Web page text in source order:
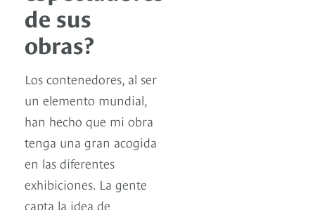
de sus
obras?
Los contenedores, al ser
un elemento mundial,
han hecho que mi obra
tenga una gran acogida
en las diferentes
exhibiciones. La gente
capta la idea de